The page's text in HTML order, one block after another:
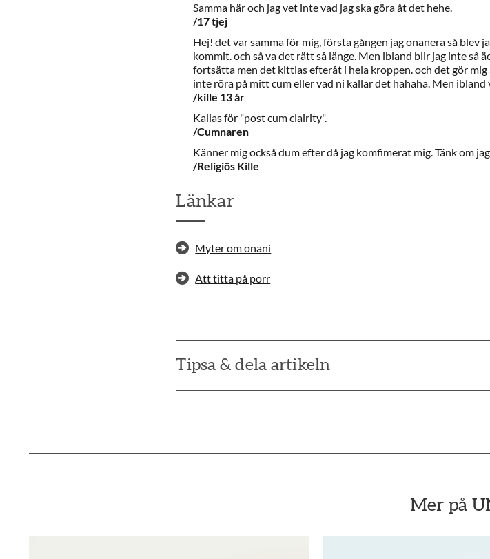
Samma här och jag vet inte vad jag ska göra åt det hehe.
/17 tjej
Hej! det var samma för mig, första gången jag onanera så blev
kommit. och så va det rätt så länge. Men ibland blir jag inte så
fortsätta men det kittlas efteråt i hela kroppen. och det gör mig
inte röra på mitt cum eller vad ni kallar det hahaha. Men ibland
/kille 13 år
Kallas för "post cum clairity".
/Cumnaren
Känner mig också dum efter då jag komfimerat mig. Tänk om
/Religiös Kille
Länkar
Myter om onani
Att titta på porr
Tipsa & dela artikeln
Mer på